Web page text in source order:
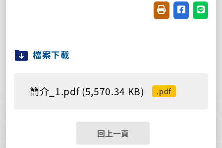
友善列印(開新視
分享至臉書
分享
檔案下載
簡介_1.pdf (5,570.34 KB) .pdf
回上一頁